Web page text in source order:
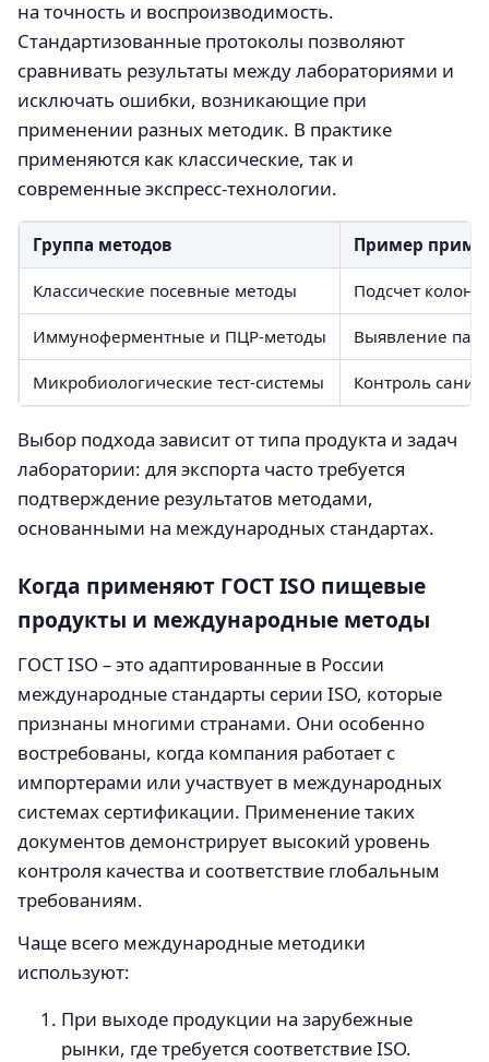
на точность и воспроизводимость.
Стандартизованные протоколы позволяют
сравнивать результаты между лабораториями и
исключать ошибки, возникающие при
применении разных методик. В практике
применяются как классические, так и
современные экспресс-технологии.
Группа методов Пример
Классические посевные методы Подсчет
Иммуноферментные и ПЦР-методы Выявление
Микробиологические тест-системы Контроль
Выбор подхода зависит от типа продукта и задач
лаборатории: для экспорта часто требуется
подтверждение результатов методами,
основанными на международных стандартах.
Когда применяют ГОСТ ISO пищевые
продукты и международные методы
ГОСТ ISO – это адаптированные в России
международные стандарты серии ISO, которые
признаны многими странами. Они особенно
востребованы, когда компания работает с
импортерами или участвует в международных
системах сертификации. Применение таких
документов демонстрирует высокий уровень
контроля качества и соответствие глобальным
требованиям.
Чаще всего международные методики
используют:
При выходе продукции на зарубежные
рынки, где требуется соответствие ISO.